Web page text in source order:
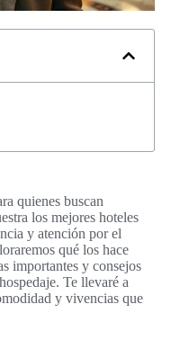
quienes buscan
los mejores hoteles
y atención por el
qué los hace
importantes y consejos
Te llevaré a
y vivencias que